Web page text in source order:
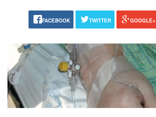
FACEBOOK TWITTER GOOGLE+